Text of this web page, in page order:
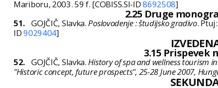
Mariboru, 2003. 59 f. [COBISS.SI-ID8692508]
2.25 Druge
51. GOJČIČ, Slavka.Poslovodenje : študijsko gradivo.
ID9029404]
3.15 Prispevek
52. GOJČIČ, Slavka.History of spa and wellness tourism in
"Historic concept, future prospects", 25-28 June 2007,